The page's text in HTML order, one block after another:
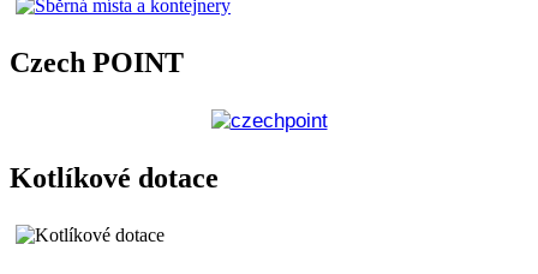
Czech POINT
Kotlíkové dotace